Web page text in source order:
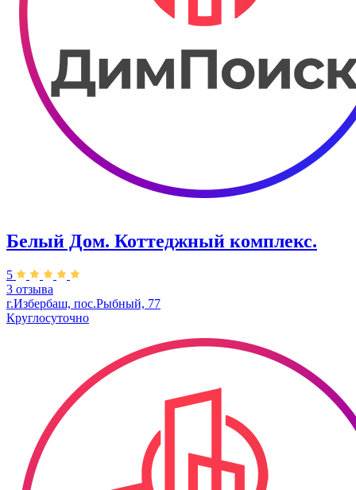
Белый Дом. ​Коттеджный комплекс.
5
3 отзыва
г.Избербаш, пос.Рыбный, 77
Круглосуточно